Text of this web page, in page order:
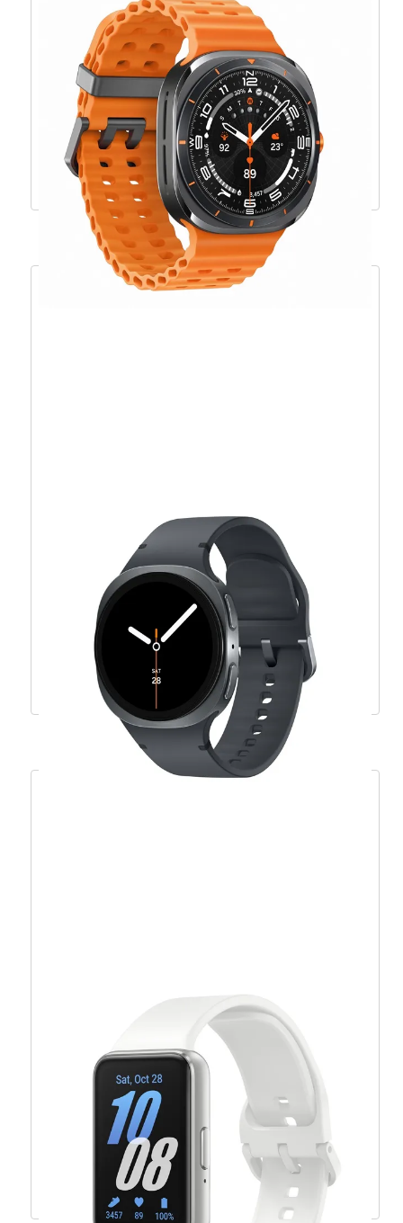
Samsung Galaxy Watch 8 44mm, sivi – SM-
L330NDAAEUE
401,20€ 361,08€
Dodaj u košaricu
Samsung Galaxy Watch Ultra , LTE, titan siva
– SM-L705FZA2EUE
691,78 622,60 €
Dodaj u košaricu
Samsung Galaxy Watch 8 40mm, sivi – SM-
L320NDAAEUE
371,70 334,53
Dodaj u košaricu